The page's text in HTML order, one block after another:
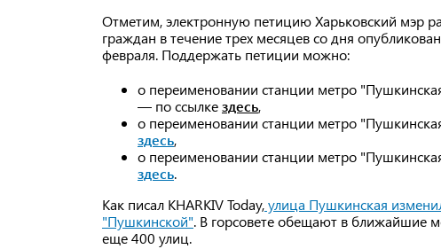
Отметим, электронную петицию Харьковский мэр
граждан в течение трех месяцев со дня
февраля. Поддержать петиции можно:
о переименовании станции метро
— по ссылкездесь,
о переименовании станции метро
здесь,
о переименовании станции метро
здесь.
Как писал KHARKIV Today,улица Пушкинская
"Пушкинской". В горсовете обещают в ближайшие
еще 400 улиц.